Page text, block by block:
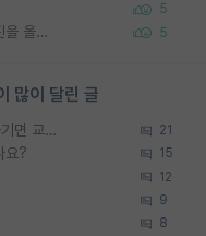
5
정보보안 연구하는 입장에선 식별가능한 사진을 올리는건 비추이긴함 5
많이 달린 글
SSH 박사과정을 그만두고 지방대 박사로 옮기면 교수의 꿈은 끝일까요? 21
요? 15
12
9
8